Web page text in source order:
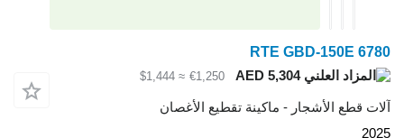
RTE GBD-
AED 5,304
€1,250
≈ $1,444
- ماكينة تقطيع الأغصان